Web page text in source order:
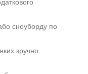
сноуборду по
зручно